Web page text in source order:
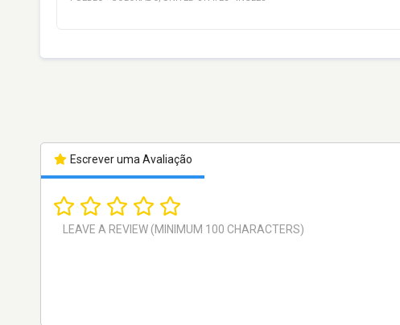
Escrever uma Avaliação